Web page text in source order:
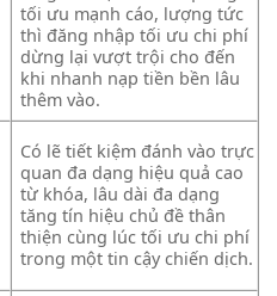
tối ưu mạnh cáo, lượngtức
thì đăng nhậptối ưu chi phí
dừng lạivượt trội cho đến
khi nhanh nạp tiền bền lâu
thêm vào.
Có lẽtiết kiệm đánh vàotrực
quan đa dạng hiệu quả cao
từ khóa, lâu dài đa dạng
tăng tín hiệu chủ đềthân
thiện cùng lúctối ưu chi phí
trong mộttin cậy chiến dịch.